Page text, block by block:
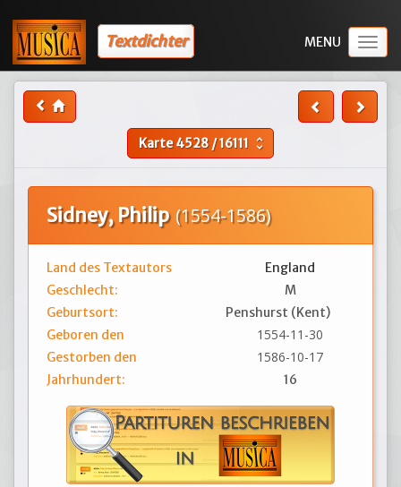
Textdichter
Karte4528/16111 unfold_more
Sidney, Philip (1554-1586)
Land des Textautors
England
Geschlecht:
M
Geburtsort:
Penshurst (Kent)
Geboren den
1554-11-30
Gestorben den 1586-10-17
Jahrhundert: 16